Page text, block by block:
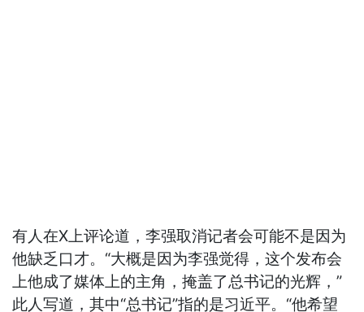
有人在X上评论道，李强取消记者会可能不是因为
他缺乏口才。“大概是因为李强觉得，这个发布会
上他成了媒体上的主角，掩盖了总书记的光辉，”
此人写道，其中“总书记”指的是习近平。“他希望